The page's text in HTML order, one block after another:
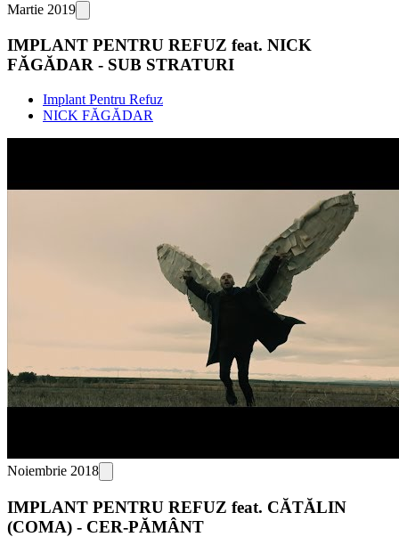
Martie 2019
IMPLANT PENTRU REFUZ feat. NICK
FĂGĂDAR - SUB STRATURI
Implant Pentru Refuz
NICK FĂGĂDAR
Noiembrie 2018
IMPLANT PENTRU REFUZ feat. CĂTĂLIN
(COMA) - CER-PĂMÂNT